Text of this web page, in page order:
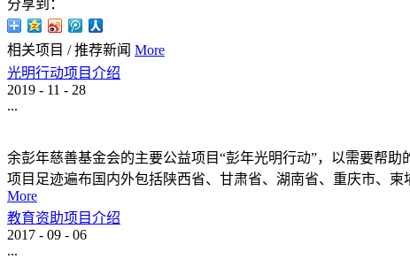
分享到：
相关项目 / 推荐新闻 More
光明行动项目介绍
2019 - 11 - 28
...
余彭年慈善基金会的主要公益项目“彭年光明行动”，以需要帮
项目足迹遍布国内外包括陕西省、甘肃省、湖南省、重庆市、
More
教育资助项目介绍
2017 - 09 - 06
...